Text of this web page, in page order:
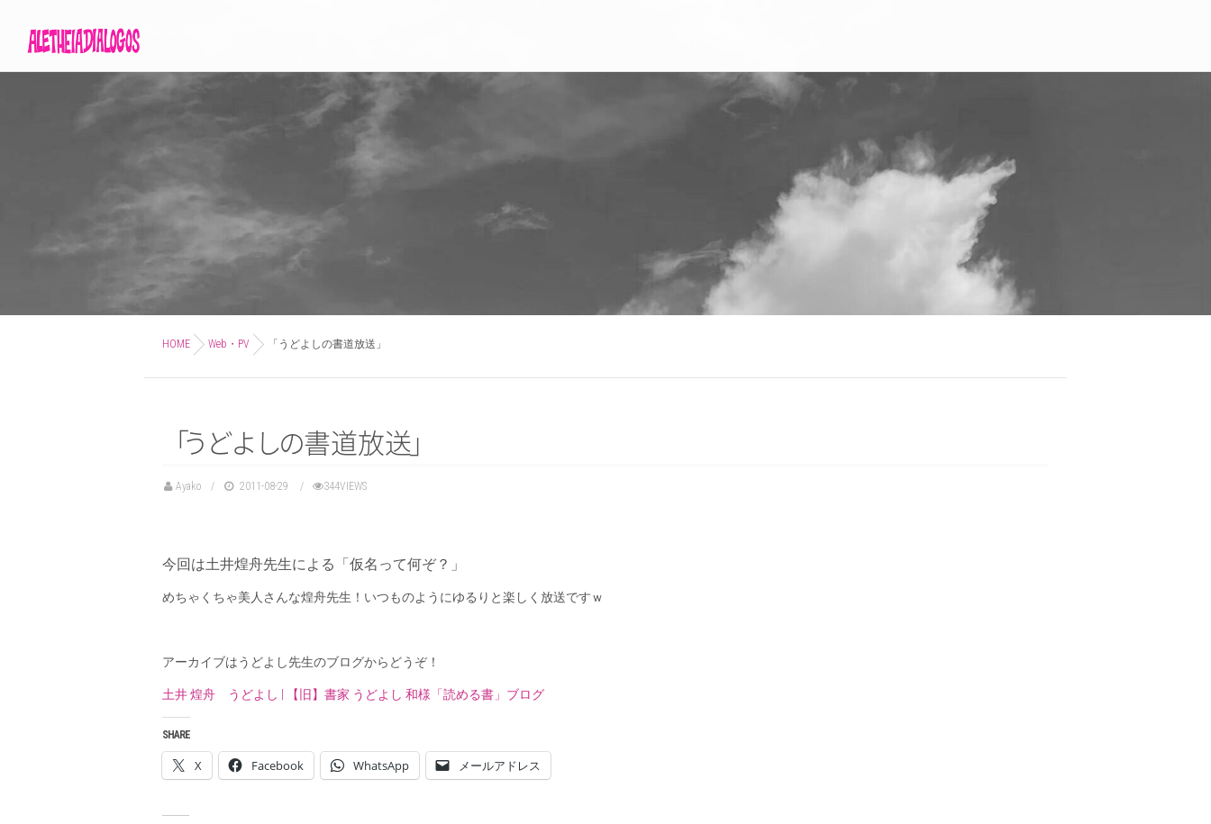
HOME Web・PV 「うどよしの書道放送」
「 う どよ しの書道放送」
Ayako 2011-08-29 344VIEWS
今回は土井煌舟先生による「仮名って何ぞ？」
めちゃくちゃ美人さんな煌舟先生！いつものようにゆるりと楽しく放送ですｗ
アーカイブはうどよし先生のブログからどうぞ！
土井 煌舟 うどよし | 【旧】書家 うどよし 和様「読める書」ブログ
SHARE
X Facebook WhatsApp メールアドレス